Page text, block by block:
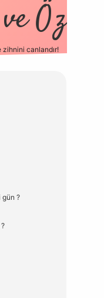
Öz
zihnini canlandır!
gün ?